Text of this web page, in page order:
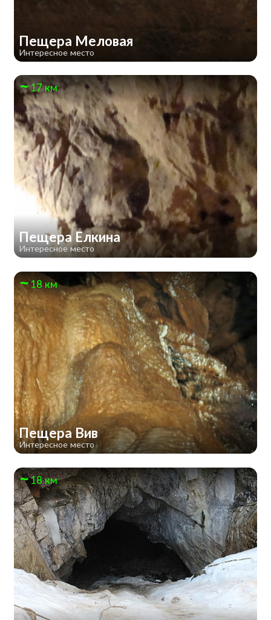
Пещера Меловая
Интересное место
17 км
Пещера Елкина
Интересное место
18 км
Пещера Вив
Интересное место
18 км